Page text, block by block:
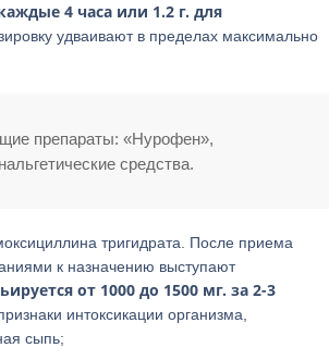
4 часа или 1.2 г. для
удваивают в пределах максимально
препараты: «Нурофен»,
средства.
тригидрата. После приема
к назначению выступают
от 1000 до 1500 мг. за 2-3
интоксикации организма,
сыпь;